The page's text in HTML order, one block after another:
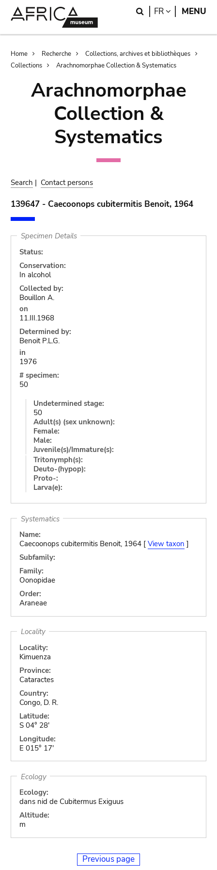
Search
FR LANGUAGE
MENU
Breadcrumb
Home Recherche
Collections, archives et bibliothèques
Collections
Arachnomorphae Collection & Systematics
Arachnomorphae
Collection &
Systematics
Search | Contact persons
139647 - Caecoonops cubitermitis Benoit, 1964
Specimen Details
Status:
Conservation:
In alcohol
Collected by:
Bouillon A.
on
11.III.1968
Determined by:
Benoit P.L.G.
in
1976
# specimen:
50
Undetermined stage:
50
Adult(s) (sex unknown):
Female:
Male:
Juvenile(s)/Immature(s):
Tritonymph(s):
Deuto-(hypop):
Proto-:
Larva(e):
Systematics
Name:
Caecoonops cubitermitis Benoit, 1964 [ View taxon ]
Subfamily:
Family:
Oonopidae
Order:
Araneae
Locality
Locality:
Kimuenza
Province:
Cataractes
Country:
Congo, D. R.
Latitude:
S 04° 28'
Longitude:
E 015° 17'
Ecology
Ecology:
dans nid de Cubitermus Exiguus
Altitude:
m
Previous page